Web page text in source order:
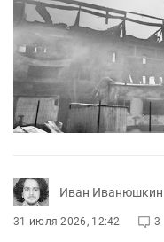
Иван Иванюшкин
31 июля 2026, 12:42 3